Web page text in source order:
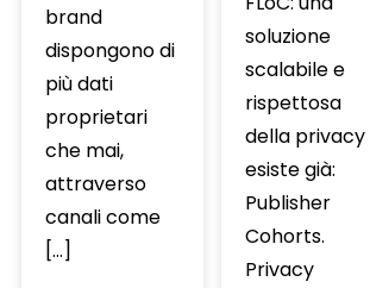
brand
dispongono di
più dati
proprietari
che mai,
attraverso
canali come
[…]
soluzione
scalabile e
rispettosa
della privacy
esiste già:
Publisher
Cohorts.
Privacy